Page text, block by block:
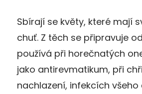
Sbírají se květy, které mají
chuť. Z těch se připravuje
používá při horečnatých
jako antirevmatikum, při
nachlazení, infekcích všeho